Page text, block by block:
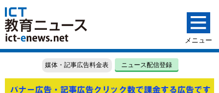
媒体・記事広告料金表 ニュース配信登録